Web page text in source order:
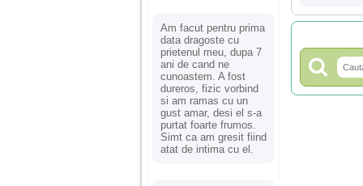
Am facut pentru prima
data dragoste cu
prietenul meu, dupa 7
ani de cand ne
cunoastem. A fost
dureros, fizic vorbind
si am ramas cu un
gust amar, desi el s-a
purtat foarte frumos.
Simt ca am gresit fiind
atat de intima cu el.